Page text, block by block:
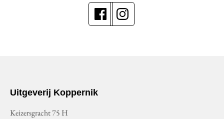
Uitgeverij Koppernik
Keizersgracht 75 H